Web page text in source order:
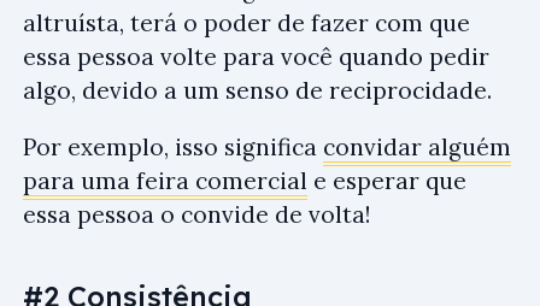
altruísta, terá o poder de fazer com que
essa pessoa volte para você quando pedir
algo, devido a um senso de reciprocidade.
Por exemplo, isso significa convidar alguém
para uma feira comercial e esperar que
essa pessoa o convide de volta!
#2 Consistência